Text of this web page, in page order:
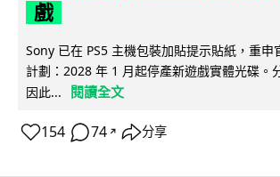
戲
Sony 已在 PS5 主機包裝加貼提示貼紙，重申
計劃：2028 年 1 月起停產新遊戲實體光碟。
因此...
閱讀全文
154 74 ↗ 分享